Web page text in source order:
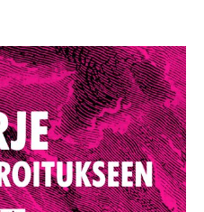
seuraavat vaalit, mikä
sellaisiin, jotka eivät kerta